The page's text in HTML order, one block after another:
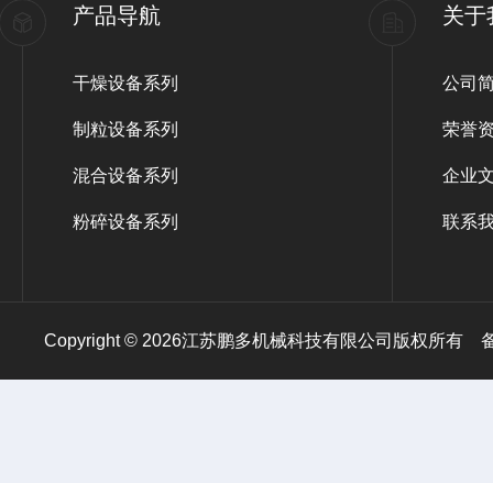
产品导航
干燥设备系列
制粒设备系列
混合设备系列
粉碎设备系列
关于
公司
荣誉
企业
联系
Copyright © 2026江苏鹏多机械科技有限公司版权所有